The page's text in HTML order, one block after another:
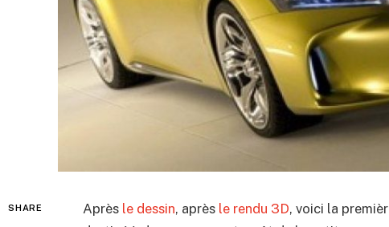
SHARE Après le dessin, après le rendu 3D, voici la